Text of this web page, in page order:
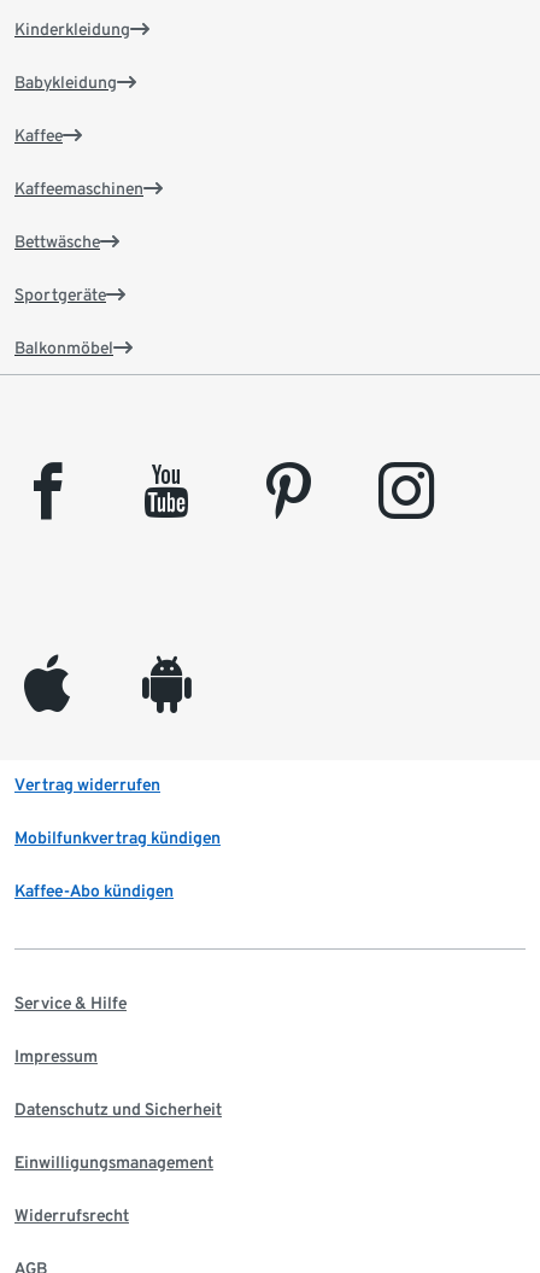
Kinderkleidung
Babykleidung
Kaffee
Kaffeemaschinen
Bettwäsche
Sportgeräte
Balkonmöbel
facebook youtube pinterest instagram
appleinc android
Vertrag widerrufen
Mobilfunkvertrag kündigen
Kaffee-Abo kündigen
Service & Hilfe
Impressum
Datenschutz und Sicherheit
Einwilligungsmanagement
Widerrufsrecht
AGB